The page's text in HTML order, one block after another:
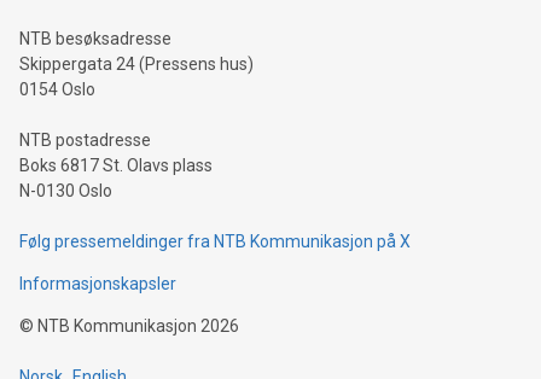
NTB besøksadresse
Skippergata 24 (Pressens hus)
0154 Oslo
NTB postadresse
Boks 6817 St. Olavs plass
N-0130 Oslo
Følg pressemeldinger fra NTB Kommunikasjon på X
Informasjonskapsler
© NTB Kommunikasjon 2026